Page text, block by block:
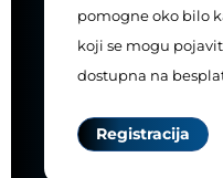
pomogne oko bilo
koji se mogu
dostupna na
Registracija